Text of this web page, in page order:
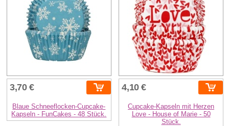
3,70 €
Blaue Schneeflocken-Cupcake-
Kapseln - FunCakes - 48 Stück.
4,10 €
Cupcake-Kapseln mit Herzen
Love - House of Marie - 50
Stück.